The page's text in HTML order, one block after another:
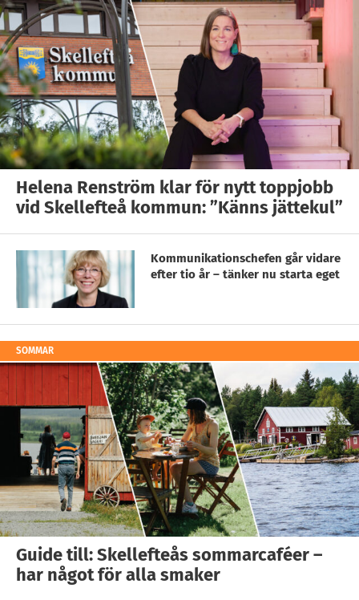
Helena Renström klar för nytt toppjobb
vid Skellefteå kommun: ”Känns jättekul”
Kommunikationschefen går vidare
efter tio år – tänker nu starta eget
SOMMAR
Guide till: Skellefteås sommarcaféer –
har något för alla smaker